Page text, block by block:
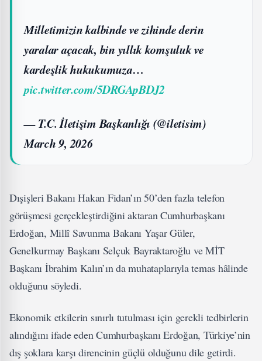
Milletimizin kalbinde ve zihinde derin
yaralar açacak, bin yıllık komşuluk ve
kardeşlik hukukumuza…
pic.twitter.com/5DRGApBDJ2
— T.C. İletişim Başkanlığı (@iletisim)
March 9, 2026
Dışişleri Bakanı Hakan Fidan’ın 50’den fazla telefon
görüşmesi gerçekleştirdiğini aktaran Cumhurbaşkanı
Erdoğan, Millî Savunma Bakanı Yaşar Güler,
Genelkurmay Başkanı Selçuk Bayraktaroğlu ve MİT
Başkanı İbrahim Kalın’ın da muhataplarıyla temas hâlinde
olduğunu söyledi.
Ekonomik etkilerin sınırlı tutulması için gerekli tedbirlerin
alındığını ifade eden Cumhurbaşkanı Erdoğan, Türkiye’nin
dış şoklara karşı direncinin güçlü olduğunu dile getirdi.